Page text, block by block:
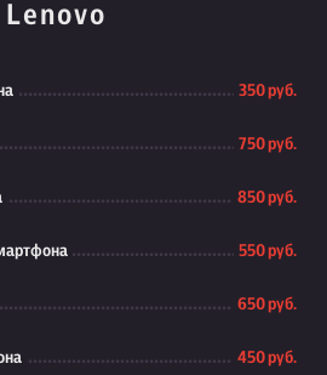
Lenovo
350 руб.
750 руб.
850 руб.
550 руб.
650 руб.
450 руб.